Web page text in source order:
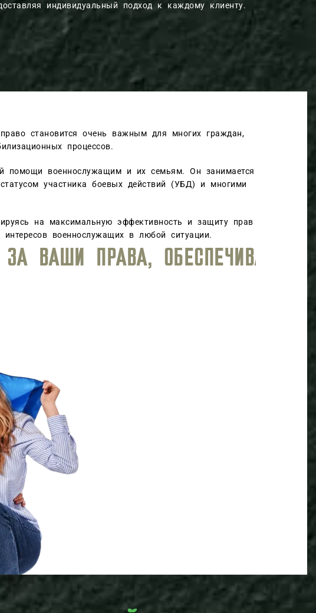
индивидуальный подход к каждому клиенту.
становится очень важным для многих граждан,
процессов.
помощи военнослужащим и их семьям. Он занимается
участника боевых действий (УБД) и многими
на максимальную эффективность и защиту прав
военнослужащих в любой ситуации.
УРОВЕНЬ ЮРИДИЧЕСКОГО